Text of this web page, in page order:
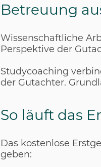
Betreuung
Wissenschaftliche
Perspektive der
Studycoaching
der Gutachter.
So läuft das
Das kostenlose
geben: